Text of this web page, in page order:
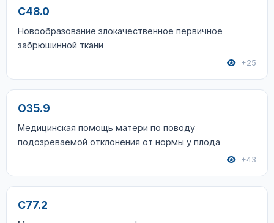
C48.0
Новообразование злокачественное первичное
забрюшинной ткани
+25
O35.9
Медицинская помощь матери по поводу
подозреваемой отклонения от нормы у плода
+43
C77.2